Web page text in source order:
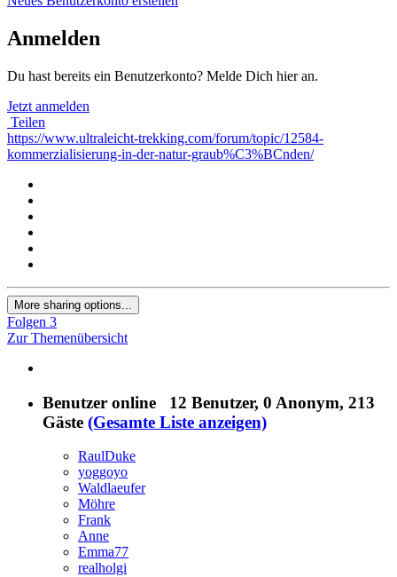
Anmelden
Du hast bereits ein Benutzerkonto? Melde Dich hier an.
Jetzt anmelden
Teilen
https://www.ultraleicht-trekking.com/forum/topic/12584-
kommerzialisierung-in-der-natur-graub%C3%BCnden/
More sharing options...
Folgen 3
Zur Themenübersicht
Benutzer online 12 Benutzer, 0 Anonym, 213
Gäste (Gesamte Liste anzeigen)
RaulDuke
yoggoyo
Waldlaeufer
Möhre
Frank
Anne
Emma77
realholgi